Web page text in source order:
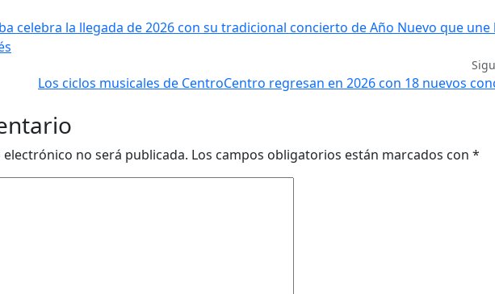
celebra la llegada de 2026 con su tradicional concierto de Año Nuevo que une
Los ciclos musicales de CentroCentro regresan en 2026 con 18 nuevos
no será publicada. Los campos obligatorios están marcados con *